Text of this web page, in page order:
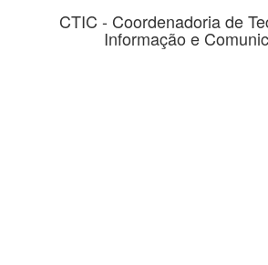
CTIC - Coordenadoria de
Informação e